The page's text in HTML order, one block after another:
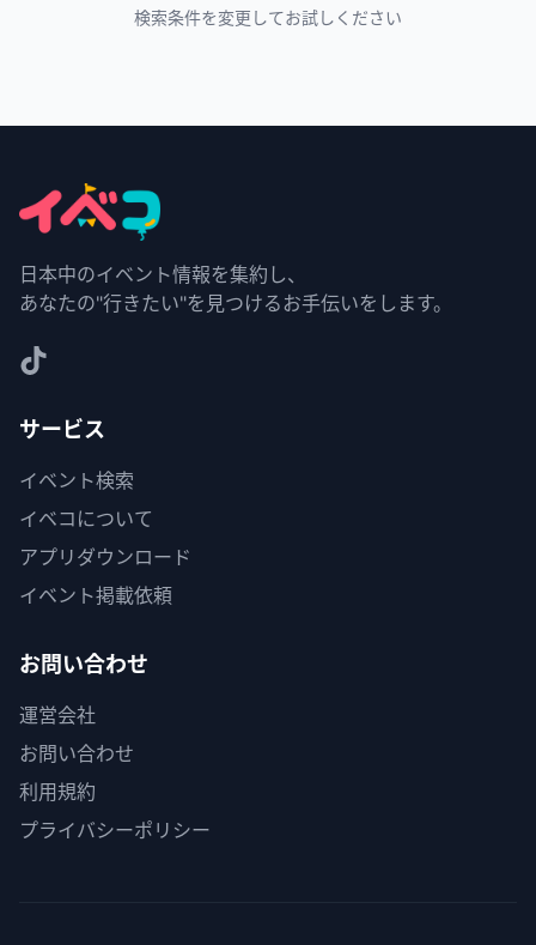
検索条件を変更してお試しください
日本中のイベント情報を集約し、
あなたの"行きたい"を見つけるお手伝いをします。
サービス
イベント検索
イベコについて
アプリダウンロード
イベント掲載依頼
お問い合わせ
運営会社
お問い合わせ
利用規約
プライバシーポリシー